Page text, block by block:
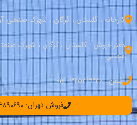
کارخانه : گلستان ، گرگان ، شهرک صنعتی
شمالی
تلفن : 34533330–017
فروش تهران: 09124890690